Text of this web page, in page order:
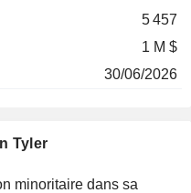
5 457
1 M $
30/06/2026
Tyler
minoritaire dans sa